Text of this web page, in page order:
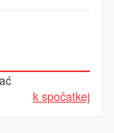
k spočatkej